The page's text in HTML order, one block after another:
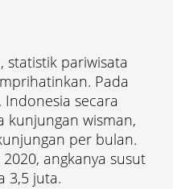
statistik pariwisata
Pada
Indonesia secara
kunjungan wisman,
per bulan.
angkanya susut
3,5 juta.